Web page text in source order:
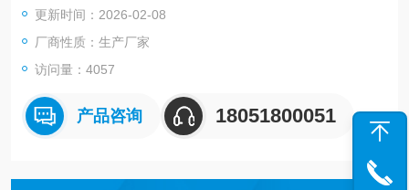
更新时间：2026-02-08
厂商性质：生产厂家
访问量：4057
产品咨询 18051800051